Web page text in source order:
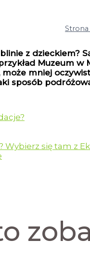
Strona
z dzieckiem?
Muzeum
może mniej
sposób
Wybierz się tam z